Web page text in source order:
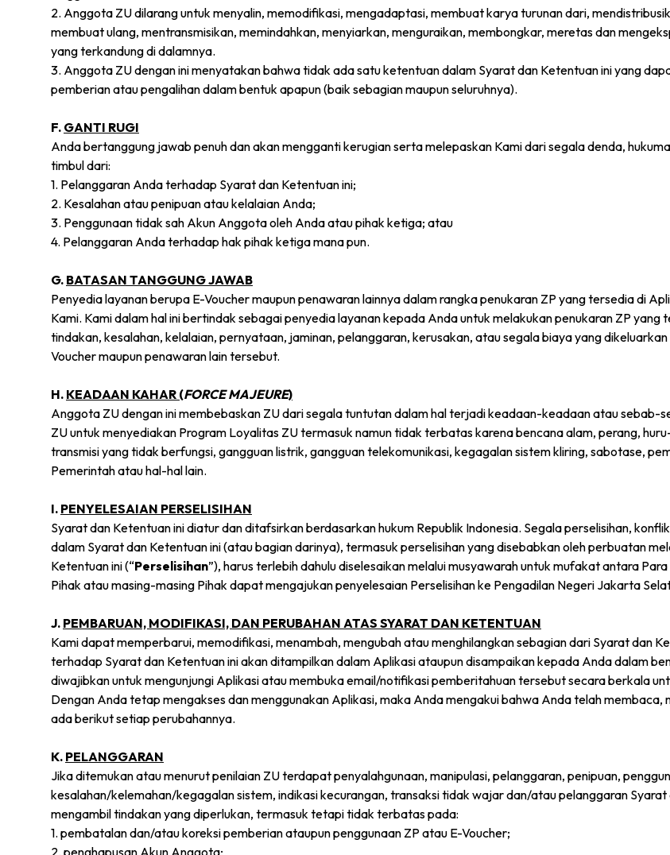
2. Anggota ZU dilarang untuk menyalin, memodifikasi, mengadaptasi, membuat karya turunan dari,
membuat ulang, mentransmisikan, memindahkan, menyiarkan, menguraikan, membongkar, meretas dan
yang terkandung di dalamnya.
3. Anggota ZU dengan ini menyatakan bahwa tidak ada satu ketentuan dalam Syarat dan Ketentuan ini yang
pemberian atau pengalihan dalam bentuk apapun (baik sebagian maupun seluruhnya).
F. GANTI RUGI
Anda bertanggung jawab penuh dan akan mengganti kerugian serta melepaskan Kami dari segala denda,
timbul dari:
1. Pelanggaran Anda terhadap Syarat dan Ketentuan ini;
2. Kesalahan atau penipuan atau kelalaian Anda;
3. Penggunaan tidak sah Akun Anggota oleh Anda atau pihak ketiga; atau
4. Pelanggaran Anda terhadap hak pihak ketiga mana pun.
G. BATASAN TANGGUNG JAWAB
Penyedia layanan berupa E-Voucher maupun penawaran lainnya dalam rangka penukaran ZP yang tersedia di
Kami. Kami dalam hal ini bertindak sebagai penyedia layanan kepada Anda untuk melakukan penukaran ZP
tindakan, kesalahan, kelalaian, pernyataan, jaminan, pelanggaran, kerusakan, atau segala biaya yang
Voucher maupun penawaran lain tersebut.
H. KEADAAN KAHAR (FORCE MAJEURE)
Anggota ZU dengan ini membebaskan ZU dari segala tuntutan dalam hal terjadi keadaan-keadaan atau sebab-
ZU untuk menyediakan Program Loyalitas ZU termasuk namun tidak terbatas karena bencana alam, perang,
transmisi yang tidak berfungsi, gangguan listrik, gangguan telekomunikasi, kegagalan sistem kliring, sabotase,
Pemerintah atau hal-hal lain.
I. PENYELESAIAN PERSELISIHAN
Syarat dan Ketentuan ini diatur dan ditafsirkan berdasarkan hukum Republik Indonesia. Segala perselisihan,
dalam Syarat dan Ketentuan ini (atau bagian darinya), termasuk perselisihan yang disebabkan oleh perbuatan
Ketentuan ini (“Perselisihan”), harus terlebih dahulu diselesaikan melalui musyawarah untuk mufakat antara
Pihak atau masing-masing Pihak dapat mengajukan penyelesaian Perselisihan ke Pengadilan Negeri Jakarta
J. PEMBARUAN, MODIFIKASI, DAN PERUBAHAN ATAS SYARAT DAN KETENTUAN
Kami dapat memperbarui, memodifikasi, menambah, mengubah atau menghilangkan sebagian dari Syarat dan
terhadap Syarat dan Ketentuan ini akan ditampilkan dalam Aplikasi ataupun disampaikan kepada Anda dalam
diwajibkan untuk mengunjungi Aplikasi atau membuka email/notifikasi pemberitahuan tersebut secara berkala
Dengan Anda tetap mengakses dan menggunakan Aplikasi, maka Anda mengakui bahwa Anda telah
ada berikut setiap perubahannya.
K. PELANGGARAN
Jika ditemukan atau menurut penilaian ZU terdapat penyalahgunaan, manipulasi, pelanggaran, penipuan,
kesalahan/kelemahan/kegagalan sistem, indikasi kecurangan, transaksi tidak wajar dan/atau pelanggaran
mengambil tindakan yang diperlukan, termasuk tetapi tidak terbatas pada:
1. pembatalan dan/atau koreksi pemberian ataupun penggunaan ZP atau E-Voucher;
2. penghapusan Akun Anggota;